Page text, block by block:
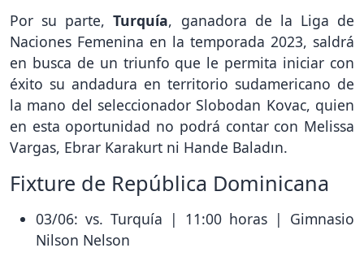
Por su parte,Turquía, ganadora de la Liga de
Naciones Femenina en la temporada 2023, saldrá
en busca de un triunfo que le permita iniciar con
éxito su andadura en territorio sudamericano de
la mano del seleccionador Slobodan Kovac, quien
en esta oportunidad no podrá contar con Melissa
Vargas, Ebrar Karakurt ni Hande Baladın.
Fixture de República Dominicana
03/06: vs. Turquía | 11:00 horas | Gimnasio
Nilson Nelson